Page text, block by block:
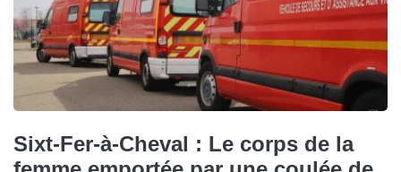
Sixt-Fer-à-Cheval : Le corps de la